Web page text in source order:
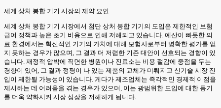
세계 상처 봉합 기기 시장의 제약 요인
세계 상처 봉합 기기 시장에서 첨단 상처 봉합 기기의 도입은 제한적인 보험
급여 정책과 높은 초기 비용으로 인해 저해되고 있습니다. 예산이 빠듯한 의
료 환경에서는 혁신적인 기기의 가치에 대해 보험사로부터 명확한 평가를 얻
지 못하는 경우가 많으며, 그 결과 더 저렴한 기존 대안이 선호되는 경향이 있
습니다. 재정적 압박에 직면한 병원이나 진료소는 비용 절감에 중점을 두는
경향이 있어, 그 결과 정평이 나 있는 제품의 교체가 미뤄지고 신기술 시장 진
입이 제한될 가능성이 있습니다. 게다가 제조업체는 즉각적인 경제적 이점을
제시하는 데 어려움을 겪는 경우가 있으며, 이는 광범위한 도입에 대한 동기
를 더욱 약화시켜 시장 성장을 저해하게 됩니다.